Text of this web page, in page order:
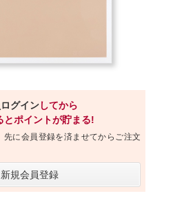
グインしてから
とポイントが貯まる!
先に会員登録を済ませてからご注文
新規会員登録